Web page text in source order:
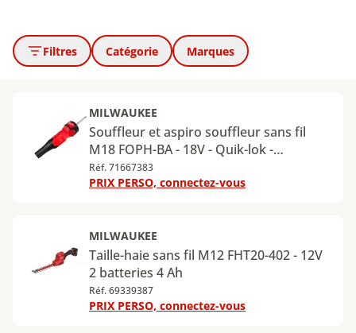
Filtres Catégorie Marques
MILWAUKEE
Souffleur et aspiro souffleur sans fil
M18 FOPH-BA - 18V - Quik-lok -
14m³/min
Réf. 71667383
PRIX PERSO, connectez-vous
MILWAUKEE
Taille-haie sans fil M12 FHT20-402 - 12V
2 batteries 4 Ah
Réf. 69339387
PRIX PERSO, connectez-vous